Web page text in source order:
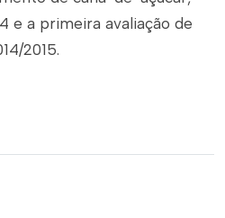
e a primeira avaliação de
2015.